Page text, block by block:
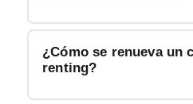
¿Cómo se renueva un
renting?